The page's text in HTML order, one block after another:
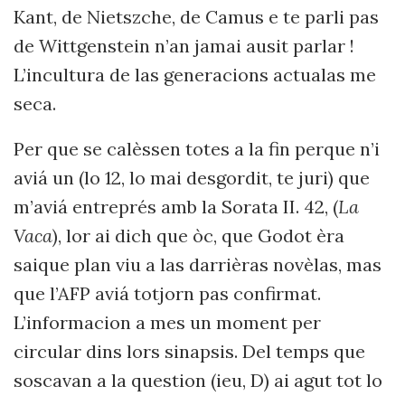
Kant, de Nietszche, de Camus e te parli pas
de Wittgenstein n’an jamai ausit parlar !
L’incultura de las generacions actualas me
seca.
Per que se calèssen totes a la fin perque n’i
aviá un (lo 12, lo mai desgordit, te juri) que
m’aviá entreprés amb la Sorata II. 42, (La
Vaca), lor ai dich que òc, que Godot èra
saique plan viu a las darrièras novèlas, mas
que l’AFP aviá totjorn pas confirmat.
L’informacion a mes un moment per
circular dins lors sinapsis. Del temps que
soscavan a la question (ieu, D) ai agut tot lo